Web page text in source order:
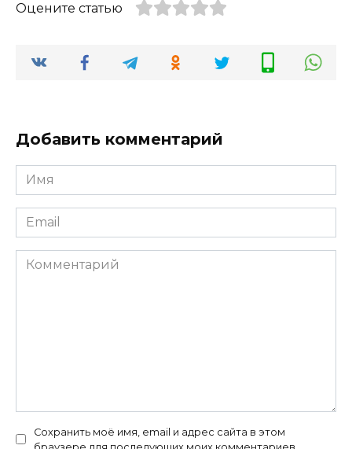
Оцените статью
Добавить комментарий
Имя
*
Email
*
Комментарий
Сохранить моё имя, email и адрес сайта в этом